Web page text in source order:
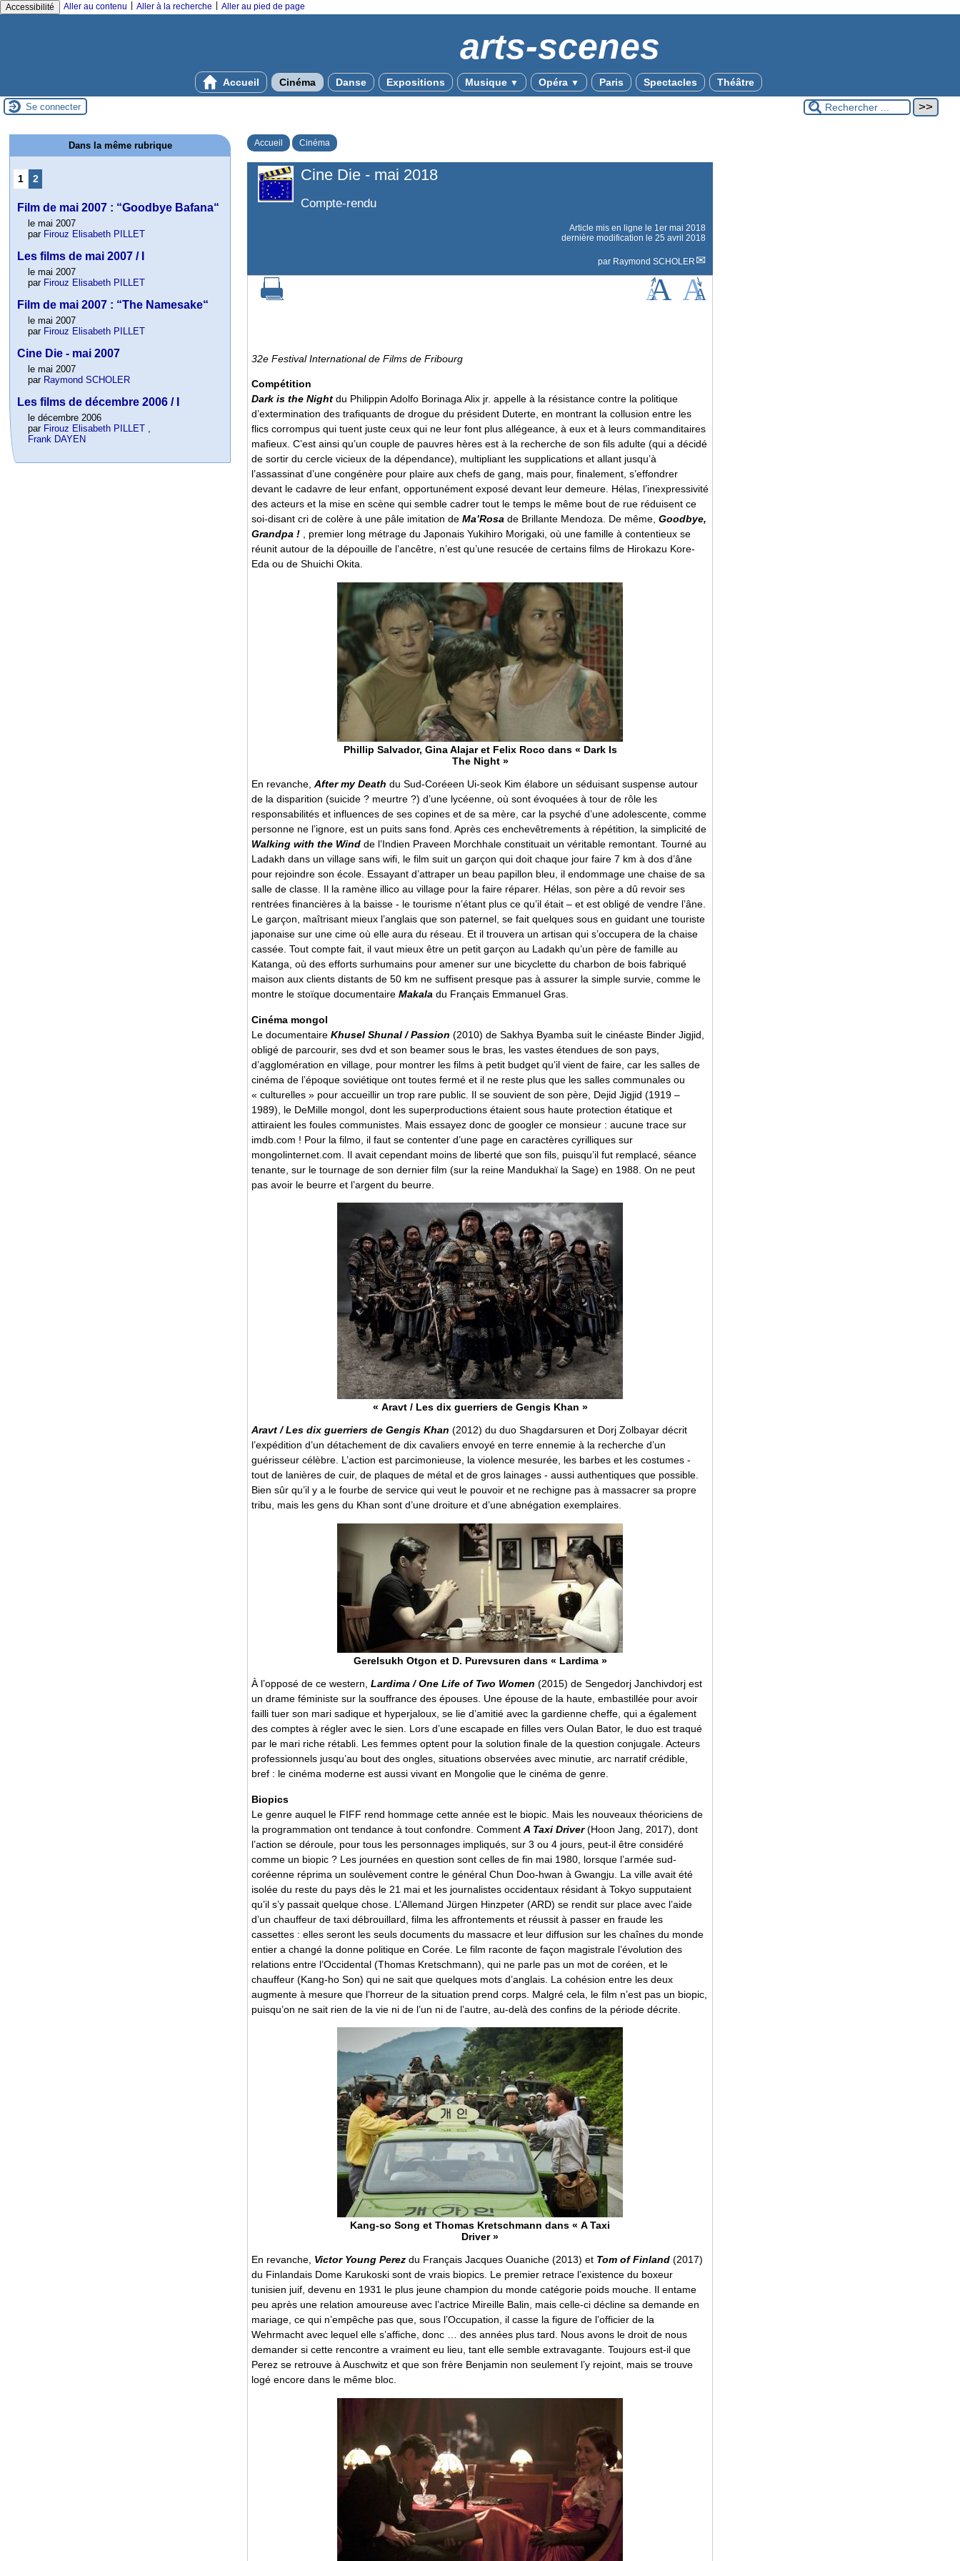
Accessibilité Aller au contenu Aller à la recherche Aller au pied de page
arts-scenes
Accueil Cinéma Danse Expositions Musique ▼ Opéra ▼ Paris Spectacles Théâtre
Se connecter
Accueil Cinéma
Cine Die - mai 2018
Compte-rendu
Article mis en ligne le 1er mai 2018
dernière modification le 25 avril 2018
par Raymond SCHOLER
32e Festival International de Films de Fribourg
Compétition
Dark is the Night du Philippin Adolfo Borinaga Alix jr. appelle à la résistance contre la politique
d’extermination des trafiquants de drogue du président Duterte, en montrant la collusion entre les
flics corrompus qui tuent juste ceux qui ne leur font plus allégeance, à eux et à leurs commanditaires
mafieux. C’est ainsi qu’un couple de pauvres hères est à la recherche de son fils adulte (qui a décidé
de sortir du cercle vicieux de la dépendance), multipliant les supplications et allant jusqu’à
l’assassinat d’une congénère pour plaire aux chefs de gang, mais pour, finalement, s’effondrer
devant le cadavre de leur enfant, opportunément exposé devant leur demeure. Hélas, l’inexpressivité
des acteurs et la mise en scène qui semble cadrer tout le temps le même bout de rue réduisent ce
soi-disant cri de colère à une pâle imitation de Ma’Rosa de Brillante Mendoza. De même, Goodbye,
Grandpa ! , premier long métrage du Japonais Yukihiro Morigaki, où une famille à contentieux se
réunit autour de la dépouille de l’ancêtre, n’est qu’une resucée de certains films de Hirokazu Kore-
Eda ou de Shuichi Okita.
Phillip Salvador, Gina Alajar et Felix Roco dans « Dark Is
The Night »
En revanche, After my Death du Sud-Coréeen Ui-seok Kim élabore un séduisant suspense autour
de la disparition (suicide ? meurtre ?) d’une lycéenne, où sont évoquées à tour de rôle les
responsabilités et influences de ses copines et de sa mère, car la psyché d’une adolescente, comme
personne ne l’ignore, est un puits sans fond. Après ces enchevêtrements à répétition, la simplicité de
Walking with the Wind de l’Indien Praveen Morchhale constituait un véritable remontant. Tourné au
Ladakh dans un village sans wifi, le film suit un garçon qui doit chaque jour faire 7 km à dos d’âne
pour rejoindre son école. Essayant d’attraper un beau papillon bleu, il endommage une chaise de sa
salle de classe. Il la ramène illico au village pour la faire réparer. Hélas, son père a dû revoir ses
rentrées financières à la baisse - le tourisme n’étant plus ce qu’il était – et est obligé de vendre l’âne.
Le garçon, maîtrisant mieux l’anglais que son paternel, se fait quelques sous en guidant une touriste
japonaise sur une cime où elle aura du réseau. Et il trouvera un artisan qui s’occupera de la chaise
cassée. Tout compte fait, il vaut mieux être un petit garçon au Ladakh qu’un père de famille au
Katanga, où des efforts surhumains pour amener sur une bicyclette du charbon de bois fabriqué
maison aux clients distants de 50 km ne suffisent presque pas à assurer la simple survie, comme le
montre le stoïque documentaire Makala du Français Emmanuel Gras.
Cinéma mongol
Le documentaire Khusel Shunal / Passion (2010) de Sakhya Byamba suit le cinéaste Binder Jigjid,
obligé de parcourir, ses dvd et son beamer sous le bras, les vastes étendues de son pays,
d’agglomération en village, pour montrer les films à petit budget qu’il vient de faire, car les salles de
cinéma de l’époque soviétique ont toutes fermé et il ne reste plus que les salles communales ou
« culturelles » pour accueillir un trop rare public. Il se souvient de son père, Dejid Jigjid (1919 –
1989), le DeMille mongol, dont les superproductions étaient sous haute protection étatique et
attiraient les foules communistes. Mais essayez donc de googler ce monsieur : aucune trace sur
imdb.com ! Pour la filmo, il faut se contenter d’une page en caractères cyrilliques sur
mongolinternet.com. Il avait cependant moins de liberté que son fils, puisqu’il fut remplacé, séance
tenante, sur le tournage de son dernier film (sur la reine Mandukhaï la Sage) en 1988. On ne peut
pas avoir le beurre et l’argent du beurre.
« Aravt / Les dix guerriers de Gengis Khan »
Aravt / Les dix guerriers de Gengis Khan (2012) du duo Shagdarsuren et Dorj Zolbayar décrit
l’expédition d’un détachement de dix cavaliers envoyé en terre ennemie à la recherche d’un
guérisseur célèbre. L’action est parcimonieuse, la violence mesurée, les barbes et les costumes -
tout de lanières de cuir, de plaques de métal et de gros lainages - aussi authentiques que possible.
Bien sûr qu’il y a le fourbe de service qui veut le pouvoir et ne rechigne pas à massacrer sa propre
tribu, mais les gens du Khan sont d’une droiture et d’une abnégation exemplaires.
Gerelsukh Otgon et D. Purevsuren dans « Lardima »
À l’opposé de ce western, Lardima / One Life of Two Women (2015) de Sengedorj Janchivdorj est
un drame féministe sur la souffrance des épouses. Une épouse de la haute, embastillée pour avoir
failli tuer son mari sadique et hyperjaloux, se lie d’amitié avec la gardienne cheffe, qui a également
des comptes à régler avec le sien. Lors d’une escapade en filles vers Oulan Bator, le duo est traqué
par le mari riche rétabli. Les femmes optent pour la solution finale de la question conjugale. Acteurs
professionnels jusqu’au bout des ongles, situations observées avec minutie, arc narratif crédible,
bref : le cinéma moderne est aussi vivant en Mongolie que le cinéma de genre.
Biopics
Le genre auquel le FIFF rend hommage cette année est le biopic. Mais les nouveaux théoriciens de
la programmation ont tendance à tout confondre. Comment A Taxi Driver (Hoon Jang, 2017), dont
l’action se déroule, pour tous les personnages impliqués, sur 3 ou 4 jours, peut-il être considéré
comme un biopic ? Les journées en question sont celles de fin mai 1980, lorsque l’armée sud-
coréenne réprima un soulèvement contre le général Chun Doo-hwan à Gwangju. La ville avait été
isolée du reste du pays dès le 21 mai et les journalistes occidentaux résidant à Tokyo supputaient
qu’il s’y passait quelque chose. L’Allemand Jürgen Hinzpeter (ARD) se rendit sur place avec l’aide
d’un chauffeur de taxi débrouillard, filma les affrontements et réussit à passer en fraude les
cassettes : elles seront les seuls documents du massacre et leur diffusion sur les chaînes du monde
entier a changé la donne politique en Corée. Le film raconte de façon magistrale l’évolution des
relations entre l’Occidental (Thomas Kretschmann), qui ne parle pas un mot de coréen, et le
chauffeur (Kang-ho Son) qui ne sait que quelques mots d’anglais. La cohésion entre les deux
augmente à mesure que l’horreur de la situation prend corps. Malgré cela, le film n’est pas un biopic,
puisqu’on ne sait rien de la vie ni de l’un ni de l’autre, au-delà des confins de la période décrite.
Kang-so Song et Thomas Kretschmann dans « A Taxi
Driver »
En revanche, Victor Young Perez du Français Jacques Ouaniche (2013) et Tom of Finland (2017)
du Finlandais Dome Karukoski sont de vrais biopics. Le premier retrace l’existence du boxeur
tunisien juif, devenu en 1931 le plus jeune champion du monde catégorie poids mouche. Il entame
peu après une relation amoureuse avec l’actrice Mireille Balin, mais celle-ci décline sa demande en
mariage, ce qui n’empêche pas que, sous l’Occupation, il casse la figure de l’officier de la
Wehrmacht avec lequel elle s’affiche, donc … des années plus tard. Nous avons le droit de nous
demander si cette rencontre a vraiment eu lieu, tant elle semble extravagante. Toujours est-il que
Perez se retrouve à Auschwitz et que son frère Benjamin non seulement l’y rejoint, mais se trouve
logé encore dans le même bloc.
Dans la même rubrique
1 2
Film de mai 2007 : “Goodbye Bafana“
le mai 2007
par Firouz Elisabeth PILLET
Les films de mai 2007 / I
le mai 2007
par Firouz Elisabeth PILLET
Film de mai 2007 : “The Namesake“
le mai 2007
par Firouz Elisabeth PILLET
Cine Die - mai 2007
le mai 2007
par Raymond SCHOLER
Les films de décembre 2006 / I
le décembre 2006
par Firouz Elisabeth PILLET ,
Frank DAYEN